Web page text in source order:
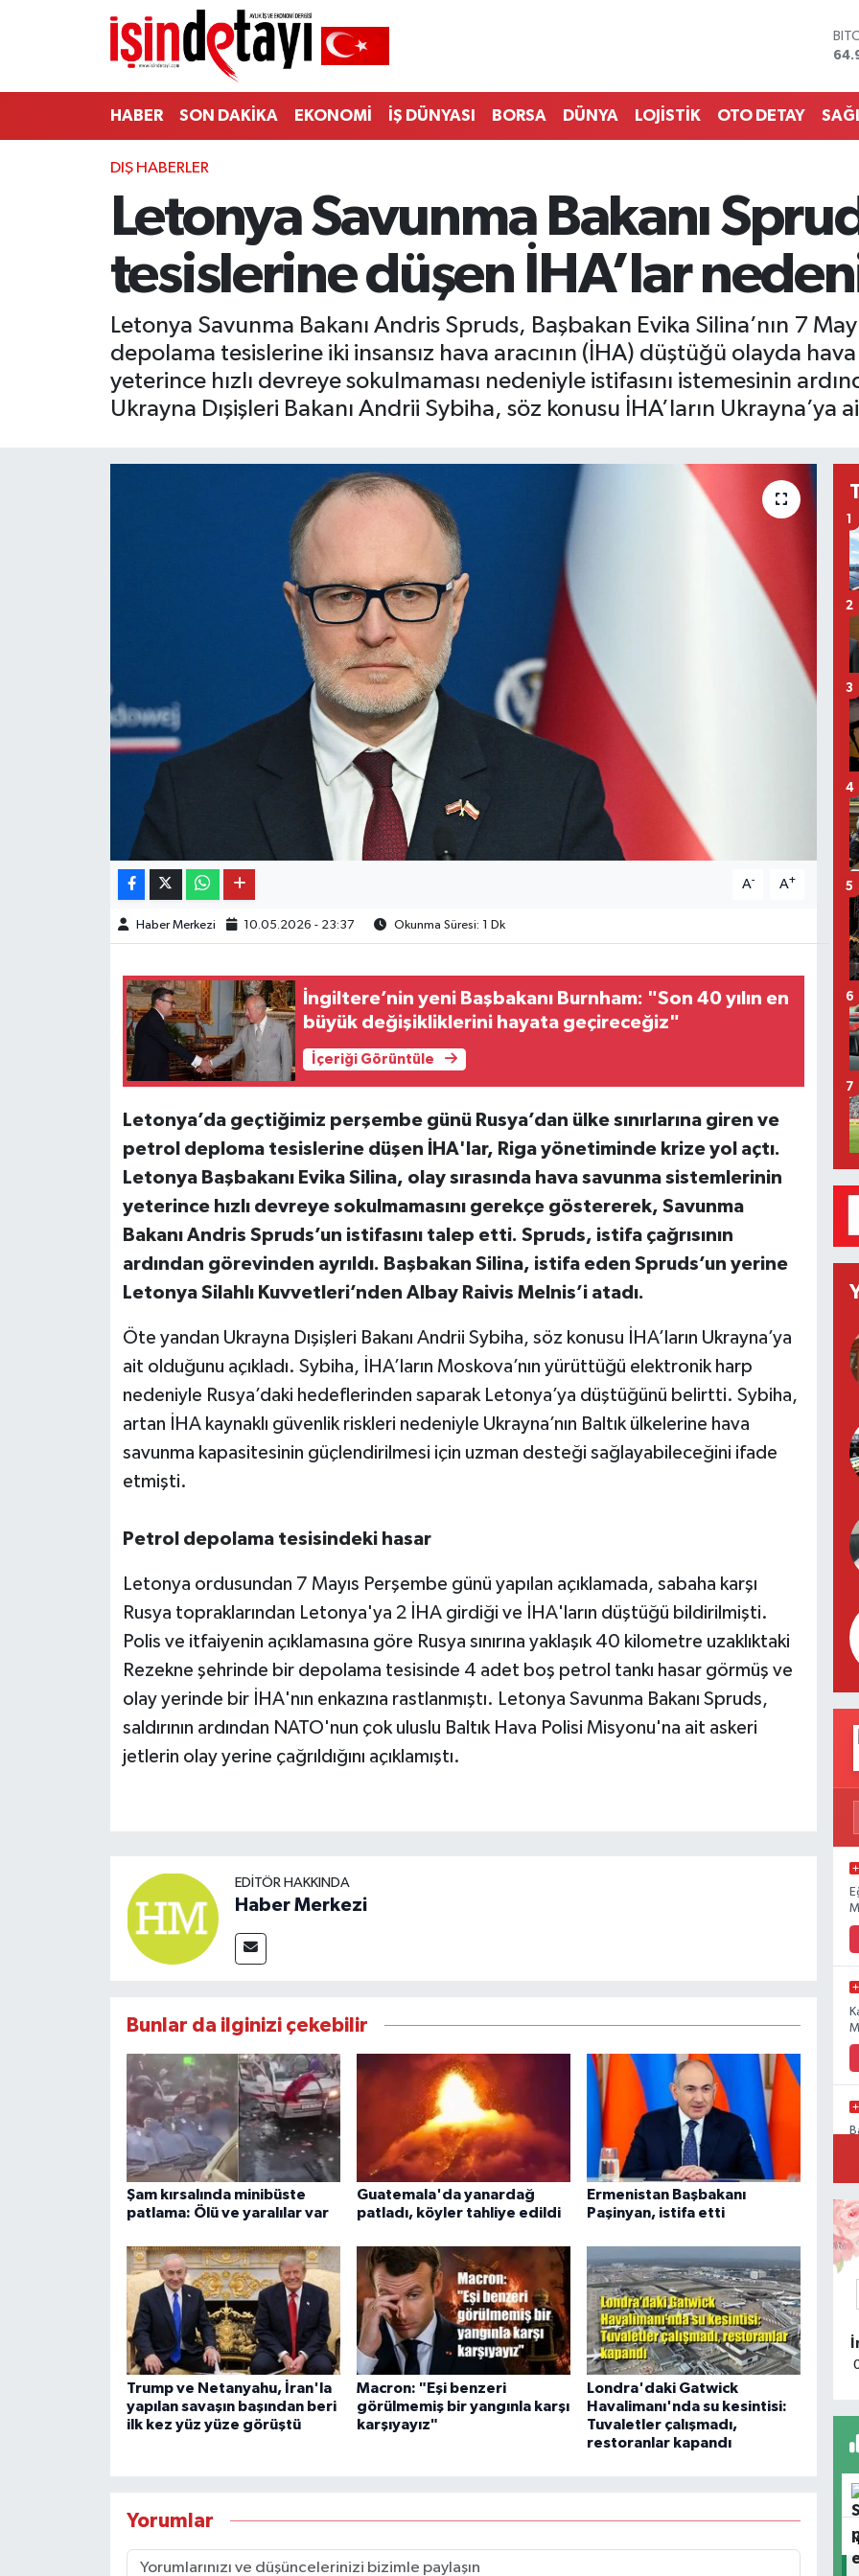
HABER SON DAKİKA EKONOMİ İŞ DÜNYASI BORSA DÜNYA LOJİSTİK OTO DETAY
DIŞ HABERLER
Letonya Savunma Bakanı
tesislerine düşen İHA’lar
Letonya Savunma Bakanı Andris Spruds, Başbakan Evika Silina’nın 7
depolama tesislerine iki insansız hava aracının (İHA) düştüğü olayda
yeterince hızlı devreye sokulmaması nedeniyle istifasını istemesinin
Ukrayna Dışişleri Bakanı Andrii Sybiha, söz konusu İHA’ların Ukrayna’ya
A- A+
Haber Merkezi 10.05.2026 - 23:37 Okunma Süresi: 1 Dk
İngiltere’nin yeni Başbakanı Burnham: "Son 40 yılın en
büyük değişikliklerini hayata geçireceğiz"
İçeriği Görüntüle
Letonya’da geçtiğimiz perşembe günü Rusya’dan ülke sınırlarına giren ve
petrol deploma tesislerine düşen İHA'lar, Riga yönetiminde krize yol açtı.
Letonya Başbakanı Evika Silina, olay sırasında hava savunma sistemlerinin
yeterince hızlı devreye sokulmamasını gerekçe göstererek, Savunma
Bakanı Andris Spruds’un istifasını talep etti. Spruds, istifa çağrısının
ardından görevinden ayrıldı. Başbakan Silina, istifa eden Spruds’un yerine
Letonya Silahlı Kuvvetleri’nden Albay Raivis Melnis’i atadı.
Öte yandan Ukrayna Dışişleri Bakanı Andrii Sybiha, söz konusu İHA’ların Ukrayna’ya
ait olduğunu açıkladı. Sybiha, İHA’ların Moskova’nın yürüttüğü elektronik harp
nedeniyle Rusya’daki hedeflerinden saparak Letonya’ya düştüğünü belirtti. Sybiha,
artan İHA kaynaklı güvenlik riskleri nedeniyle Ukrayna’nın Baltık ülkelerine hava
savunma kapasitesinin güçlendirilmesi için uzman desteği sağlayabileceğini ifade
etmişti.
Petrol depolama tesisindeki hasar
Letonya ordusundan 7 Mayıs Perşembe günü yapılan açıklamada, sabaha karşı
Rusya topraklarından Letonya'ya 2 İHA girdiği ve İHA'ların düştüğü bildirilmişti.
Polis ve itfaiyenin açıklamasına göre Rusya sınırına yaklaşık 40 kilometre uzaklıktaki
Rezekne şehrinde bir depolama tesisinde 4 adet boş petrol tankı hasar görmüş ve
olay yerinde bir İHA'nın enkazına rastlanmıştı. Letonya Savunma Bakanı Spruds,
saldırının ardından NATO'nun çok uluslu Baltık Hava Polisi Misyonu'na ait askeri
jetlerin olay yerine çağrıldığını açıklamıştı.
EDITÖR HAKKINDA
Haber Merkezi
Bunlar da ilginizi çekebilir
Şam kırsalında minibüste
patlama: Ölü ve yaralılar var
Guatemala'da yanardağ
patladı, köyler tahliye edildi
Ermenistan Başbakanı
Paşinyan, istifa etti
Trump ve Netanyahu, İran'la
yapılan savaşın başından beri
ilk kez yüz yüze görüştü
Macron: "Eşi benzeri
görülmemiş bir yangınla karşı
karşıyayız"
Londra'daki Gatwick
Havalimanı'nda su kesintisi:
Tuvaletler çalışmadı,
restoranlar kapandı
Yorumlar
1
2
3
4
5
6
7
EKONOMİ
ENERJİ HABERİ
GAYRİMENKUL
LOJİSTİK
MAGAZİN
OTO DETAY
Nöbetçi Eczaneler
Hava Durumu
İstanbul Namaz Vakitleri
Trafik Durumu
Süper Lig Puan Durumu ve Fikstür
Tüm Manşetler
Son Dakika Haberleri
Haber Arşivi